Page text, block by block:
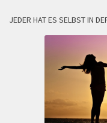
JEDER HAT ES SELBST IN